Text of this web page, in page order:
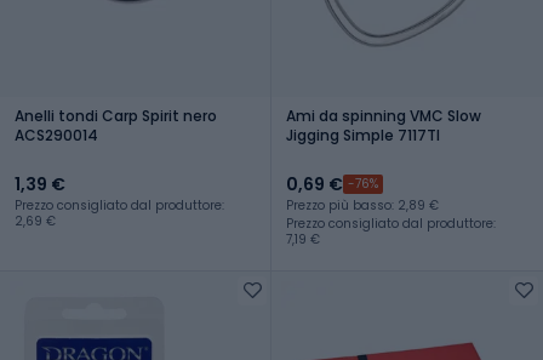
Anelli tondi Carp Spirit nero
ACS290014
1,39 €
Prezzo consigliato dal produttore:
2,69 €
Ami da spinning VMC Slow
Jigging Simple 7117TI
0,69 € -76%
Prezzo più basso: 2,89 €
Prezzo consigliato dal produttore:
7,19 €